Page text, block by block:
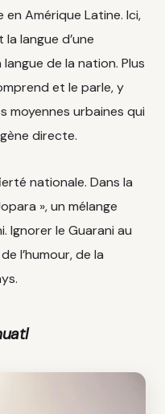
Amérique Latine. Ici,
langue d’une
de la nation. Plus
et le parle, y
moyennes urbaines qui
directe.
nationale. Dans la
», un mélange
Ignorer le Guarani au
l’humour, de la